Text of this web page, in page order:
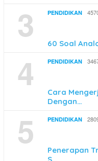
3 PENDIDIKAN
60 Soal
4 PENDIDIKAN
Cara
Dengan…
5 PENDIDIKAN
Penerapan